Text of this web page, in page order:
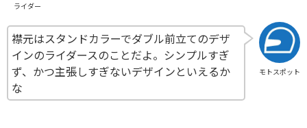
ライダー
モトスポット
襟元はスタンドカラーでダブル前立てのデザ
インのライダースのことだよ。シンプルすぎ
ず、かつ主張しすぎないデザインといえるか
な